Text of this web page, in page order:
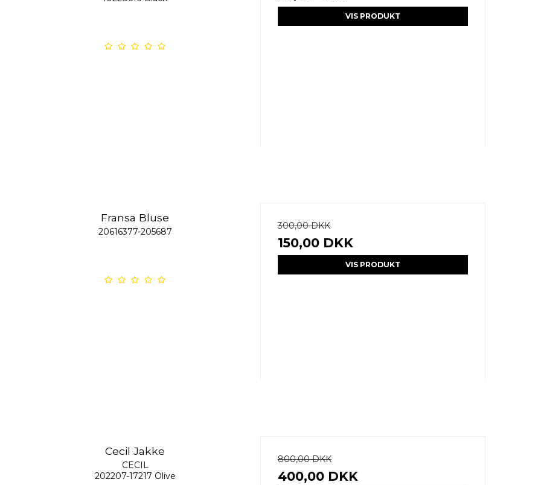
VIS PRODUKT
Fransa Bluse
20616377-205687
300,00 DKK
150,00 DKK
VIS PRODUKT
Cecil Jakke
CECIL
202207-17217 Olive
800,00 DKK
400,00 DKK